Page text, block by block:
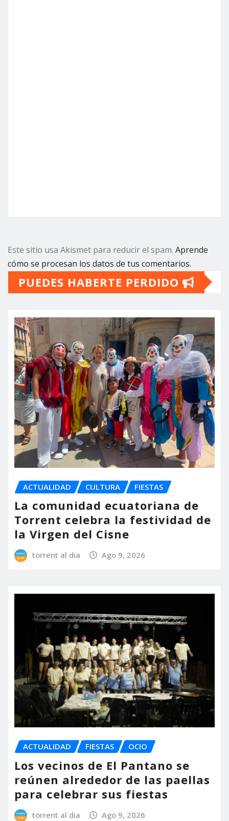
Este sitio usa Akismet para reducir el spam. Aprende
cómo se procesan los datos de tus comentarios.
PUEDES HABERTE PERDIDO
ACTUALIDAD CULTURA FIESTAS
La comunidad ecuatoriana de
Torrent celebra la festividad de
la Virgen del Cisne
torrent al dia Ago 9, 2026
ACTUALIDAD FIESTAS OCIO
Los vecinos de El Pantano se
reúnen alrededor de las paellas
para celebrar sus fiestas
torrent al dia Ago 9, 2026